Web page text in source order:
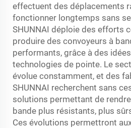
effectuent des déplacements
fonctionner longtemps sans
SHUNNAI déploie des efforts
produire des convoyeurs à
performants, grâce à des
technologies de pointe. Le
évolue constamment, et des
SHUNNAI recherchent sans
solutions permettant de
bande plus résistants, plus
Ces évolutions permettront